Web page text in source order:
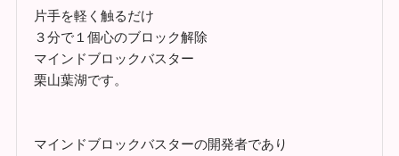
片手を軽く触るだけ
３分で１個心のブロック解除
マインドブロックバスター
栗山葉湖です。
マインドブロックバスターの開発者であり